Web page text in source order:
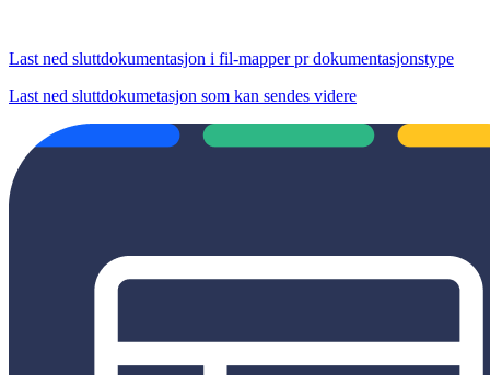
Last ned sluttdokumentasjon i fil-mapper pr dokumentasjonstype
Last ned sluttdokumetasjon som kan sendes videre